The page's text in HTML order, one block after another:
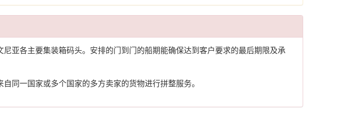
亚各主要集装箱码头。安排的门到门的船期能确保达到客户要求的最后期限及承
同一国家或多个国家的多方卖家的货物进行拼整服务。